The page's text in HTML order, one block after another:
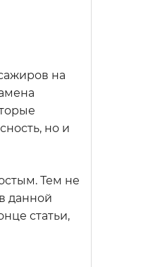
на
но и
Тем не
данной
статьи,